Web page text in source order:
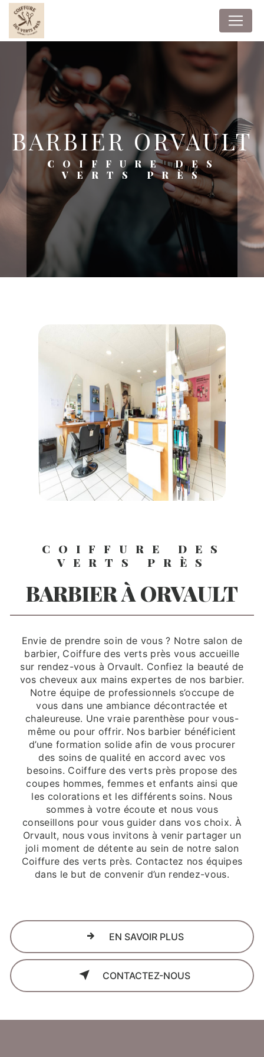
BARBIER ORVAULT
COIFFURE DES
VERTS PRÈS
COIFFURE DES
VERTS PRÈS
BARBIER À ORVAULT
Envie de prendre soin de vous ? Notre salon de
barbier, Coiffure des verts près vous accueille
sur rendez-vous à Orvault. Confiez la beauté de
vos cheveux aux mains expertes de nos barbier.
Notre équipe de professionnels s’occupe de
vous dans une ambiance décontractée et
chaleureuse. Une vraie parenthèse pour vous-
même ou pour offrir. Nos barbier bénéficient
d’une formation solide afin de vous procurer
des soins de qualité en accord avec vos
besoins. Coiffure des verts près propose des
coupes hommes, femmes et enfants ainsi que
les colorations et les différents soins. Nous
sommes à votre écoute et nous vous
conseillons pour vous guider dans vos choix. À
Orvault, nous vous invitons à venir partager un
joli moment de détente au sein de notre salon
Coiffure des verts près. Contactez nos équipes
dans le but de convenir d’un rendez-vous.
EN SAVOIR PLUS
CONTACTEZ-NOUS
Panneau de gestion des cookies